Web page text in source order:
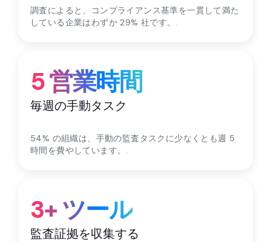
調査によると、コンプライアンス基準を一貫して満た
している企業はわずか 29% 社です。.
毎週の手動タスク
5 営業時間
54% の組織は、手動の監査タスクに少なくとも週 5
時間を費やしています。.
監査証拠を収集する
3+ ツール